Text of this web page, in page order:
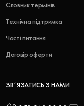
Словник термінів
Технічна підтримка
Часті питання
Договір оферти
ЗВʼЯЗАТИСЬ З НАМИ